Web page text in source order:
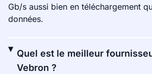
Gb/s aussi bien en téléchargement
données.
Quel est le meilleur
Vebron ?